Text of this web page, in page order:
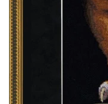
Изображения и цвет
отличаться от оригинала
настроек вашего монитора,
Вышивка НС-